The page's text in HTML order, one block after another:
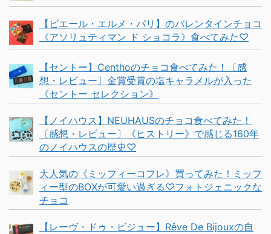
【ピエール・エルメ・パリ】のバレンタインチョコ
《アソリュティマン ド ショコラ》食べてみた♡
【セントー】Centhoのチョコ食べてみた！〔感
想・レビュー〕金賞受賞の塩キャラメルが入った
《セントー セレクション》
【ノイハウス】NEUHAUSのチョコ食べてみた！
〔感想・レビュー〕《ヒストリー》で感じる160年
のノイハウスの歴史♡
大人気の《ミッフィーコフレ》買ってみた！ミッフ
ィー型のBOXが可愛い過ぎる♡フォトジェニックな
チョコ
【レーヴ・ドゥ・ビジュー】Rêve De Bijouxの自